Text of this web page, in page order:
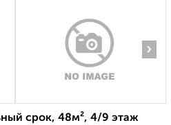
›
срок, 48м², 4/9 этаж